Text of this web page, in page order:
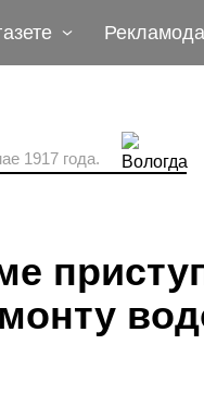
1917 года.